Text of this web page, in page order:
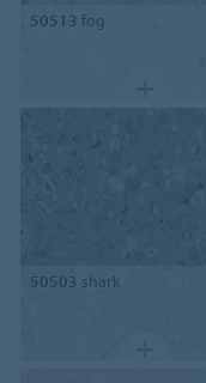
50513 fog
50503 shark